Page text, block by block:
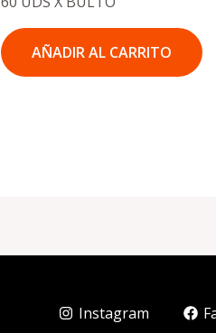
AÑADIR AL CARRITO
Instagram